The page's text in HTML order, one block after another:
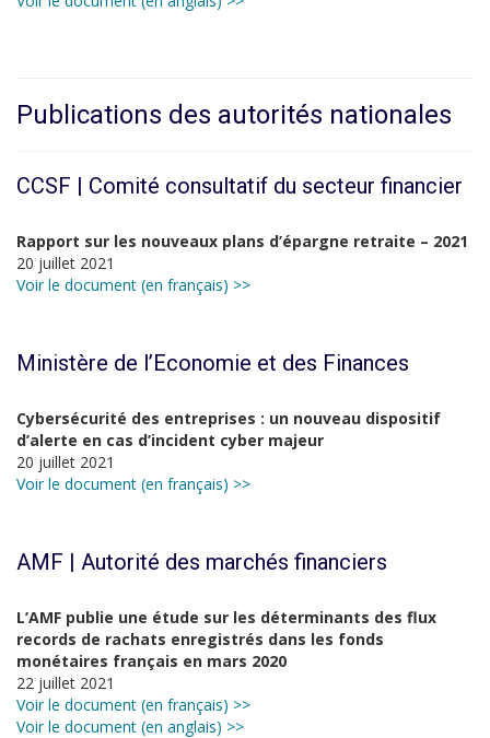
Publications des autorités nationales
CCSF | Comité consultatif du secteur financier
Rapport sur les nouveaux plans d’épargne retraite – 2021
20 juillet 2021
Voir le document (en français) >>
Ministère de l’Economie et des Finances
Cybersécurité des entreprises : un nouveau dispositif
d’alerte en cas d’incident cyber majeur
20 juillet 2021
Voir le document (en français) >>
AMF | Autorité des marchés financiers
L’AMF publie une étude sur les déterminants des flux
records de rachats enregistrés dans les fonds
monétaires français en mars 2020
22 juillet 2021
Voir le document (en français) >>
Voir le document (en anglais) >>